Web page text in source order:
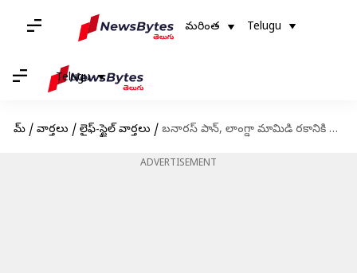
మరింత Telugu
Telugu
హోమ్ / వార్తలు / లైఫ్-స్టైల్ వార్తలు / బనారస్ పాన్, లాంగ్డా మామిడి రకానికి జీఐ ట్యాగ్
ADVERTISEMENT